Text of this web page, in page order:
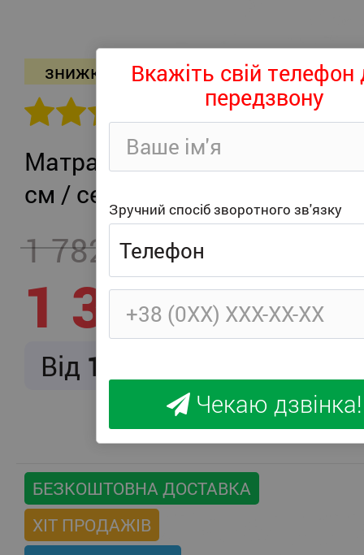
знижка -26%
302 відгуків
Матрац Persei Roll Air UP
см / середня жорсткість
1 782 - 457
1 325
Від 166
БЕЗКОШТОВНА ДОСТАВКА
ХІТ ПРОДАЖІВ
Вкажіть свій телефон
передзвону
Зручний спосіб зворотного зв'язку
Чекаю дзвінка!